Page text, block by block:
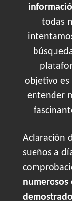
todas
objetivo es
entender
Aclaración
sueños a
numerosos